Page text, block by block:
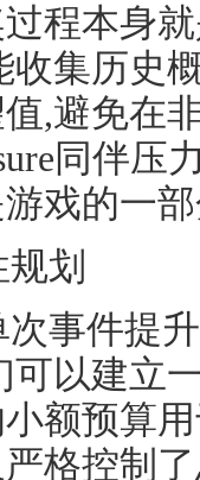
程本身
收集历史
,避免在
同伴
戏的一
划
事件提
可以建立
额预算
格控制